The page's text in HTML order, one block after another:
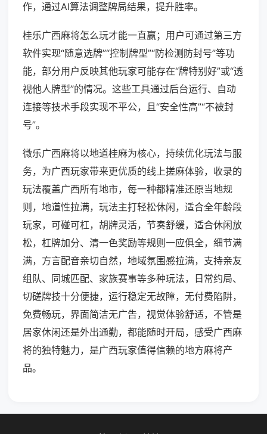
作，通过AI算法调整牌局结果，提升胜率。
桂乐广西麻将怎么玩才能一直赢；用户可通过第三方
软件实现“随意选牌”“控制牌型”“防检测防封号”等功
能，部分用户反映其他玩家可能存在“牌特别好”或“透
视他人牌型”的情况。这些工具通过后台运行、自动
连接等技术手段实现不平公，且“安全性高”“不被封
号”。
微乐广西麻将以地道桂麻为核心，持续优化玩法与服
务，为广西玩家带来更优质的线上搓麻体验，收录的
玩法覆盖广西所有地市，每一种都精准还原当地规
则，地道性拉满，玩法主打轻松休闲，适合全年龄段
玩家，可碰可杠，胡牌灵活，节奏舒缓，适合休闲放
松，杠牌加分、清一色奖励等规则一应俱全，细节满
满，方言配音亲切自然，地域氛围感拉满，支持亲友
组队、同城匹配、家族赛事等多种玩法，日常约局、
切磋牌技十分便捷，运行稳定无故障，无付费陷阱，
免费畅玩，界面简洁无广告，视觉体验舒适，不管是
居家休闲还是外出通勤，都能随时开局，感受广西麻
将的独特魅力，是广西玩家值得信赖的地方麻将产
品。